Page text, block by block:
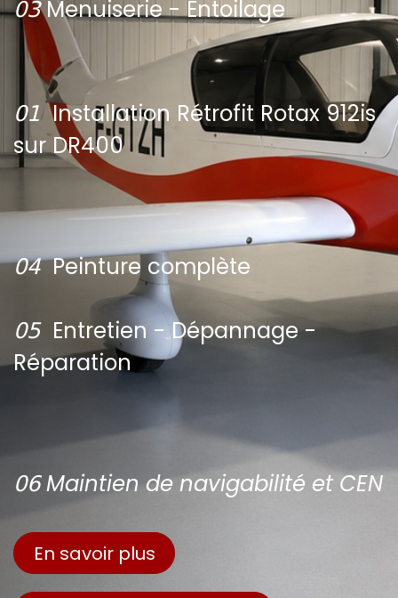
𝟢𝟥 ​Menuiserie - Entoilage
𝟢𝟣 Installation Rétrofit Rotax 912is
sur DR4​00
𝟢𝟦Peinture complète
𝟢𝟧Entretien - Dépannage -
Réparation
𝟢𝟨 Maintien de navigabilité et CEN
En savoir plus